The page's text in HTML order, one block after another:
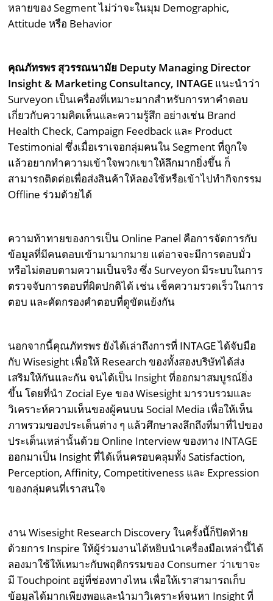
หลายของ Segment ไม่ว่าจะในมุม Demographic,
Attitude หรือ Behavior
คุณภัทรพร สุวรรณนามัย Deputy Managing Director
Insight & Marketing Consultancy, INTAGE แนะนำว่า
Surveyon เป็นเครื่องที่เหมาะมากสำหรับการหาคำตอบ
เกี่ยวกับความคิดเห็นและความรู้สึก อย่างเช่น Brand
Health Check, Campaign Feedback และ Product
Testimonial ซึ่งเมื่อเราเจอกลุ่มคนใน Segment ที่ถูกใจ
แล้วอยากทำความเข้าใจพวกเขาให้ลึกมากยิ่งขึ้น ก็
สามารถติดต่อเพื่อส่งสินค้าให้ลองใช้หรือเข้าไปทำกิจกรรม
Offline ร่วมด้วยได้
ความท้าทายของการเป็น Online Panel คือการจัดการกับ
ข้อมูลที่มีคนตอบเข้ามามากมาย แต่อาจจะมีการตอบมั่ว
หรือไม่ตอบตามความเป็นจริง ซึ่ง Surveyon มีระบบในการ
ตรวจจับการตอบที่ผิดปกติได้ เช่น เช็คความรวดเร็วในการ
ตอบ และคัดกรองคำตอบที่ดูขัดแย้งกัน
นอกจากนี้คุณภัทรพร ยังได้เล่าถึงการที่ INTAGE ได้จับมือ
กับ Wisesight เพื่อให้ Research ของทั้งสองบริษัทได้ส่ง
เสริมให้กันและกัน จนได้เป็น Insight ที่ออกมาสมบูรณ์ยิ่ง
ขึ้น โดยที่นำ Zocial Eye ของ Wisesight มารวบรวมและ
วิเคราะห์ความเห็นของผู้คนบน Social Media เพื่อให้เห็น
ภาพรวมของประเด็นต่าง ๆ แล้วศึกษาลงลึกถึงที่มาที่ไปของ
ประเด็นเหล่านั้นด้วย Online Interview ของทาง INTAGE
ออกมาเป็น Insight ที่ได้เห็นครอบคลุมทั้ง Satisfaction,
Perception, Affinity, Competitiveness และ Expression
ของกลุ่มคนที่เราสนใจ
งาน Wisesight Research Discovery ในครั้งนี้ก็ปิดท้าย
ด้วยการ Inspire ให้ผู้ร่วมงานได้หยิบนำเครื่องมือเหล่านี้ได้
ลองมาใช้ให้เหมาะกับพฤติกรรมของ Consumer ว่าเขาจะ
มี Touchpoint อยู่ที่ช่องทางไหน เพื่อให้เราสามารถเก็บ
ข้อมูลได้มากเพียงพอและนำมาวิเคราะห์จนหา Insight ที่